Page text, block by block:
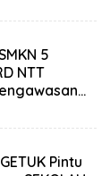
5
NTT
Pintu